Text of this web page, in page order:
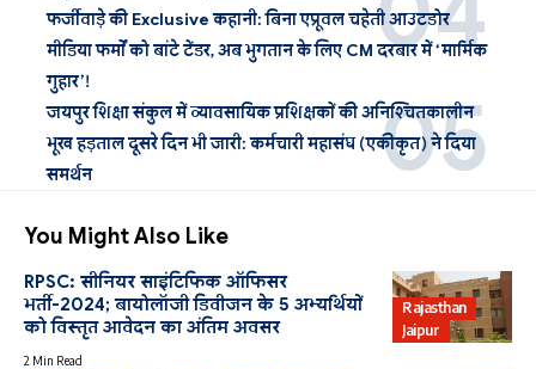
फर्जीवाड़े की Exclusive कहानी: बिना एप्रूवल चहेती आउटडोर
मीडिया फर्मों को बांटे टेंडर, अब भुगतान के लिए CM दरबार में ‘मार्मिक
गुहार’!
जयपुर शिक्षा संकुल में व्यावसायिक प्रशिक्षकों की अनिश्चितकालीन
भूख हड़ताल दूसरे दिन भी जारी: कर्मचारी महासंघ (एकीकृत) ने दिया
समर्थन
You Might Also Like
Rajasthan
Jaipur
RPSC: सीनियर साइंटिफिक ऑफिसर
भर्ती-2024; बायोलॉजी डिवीजन के 5 अभ्यर्थियों
को विस्तृत आवेदन का अंतिम अवसर
2 Min Read